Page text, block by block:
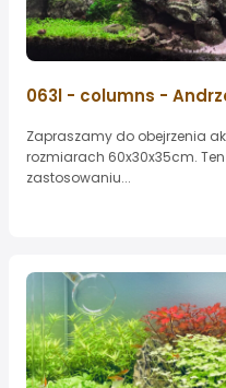
063l - columns -
Zapraszamy do obejrzenia
rozmiarach 60x30x35cm.
zastosowaniu...